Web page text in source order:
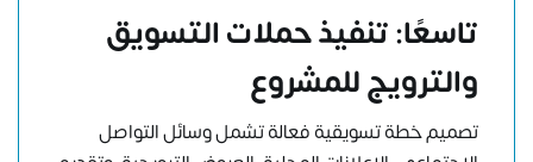
تاسعًا: تنفيذ حملات التسويق
والترويج للمشروع
تصميم خطة تسويقية فعالة تشمل وسائل التواصل